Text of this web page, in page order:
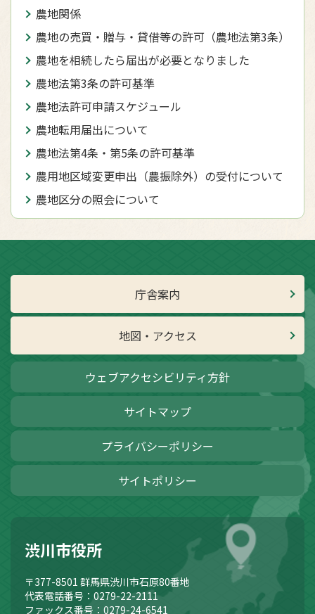
農地関係
農地の売買・贈与・貸借等の許可（農地法第3条）
農地を相続したら届出が必要となりました
農地法第3条の許可基準
農地法許可申請スケジュール
農地転用届出について
農地法第4条・第5条の許可基準
農用地区域変更申出（農振除外）の受付について
農地区分の照会について
庁舎案内
地図・アクセス
ウェブアクセシビリティ方針
サイトマップ
プライバシーポリシー
サイトポリシー
渋川市役所
〒377-8501 群馬県渋川市石原80番地
代表電話番号：0279-22-2111
ファックス番号：0279-24-6541